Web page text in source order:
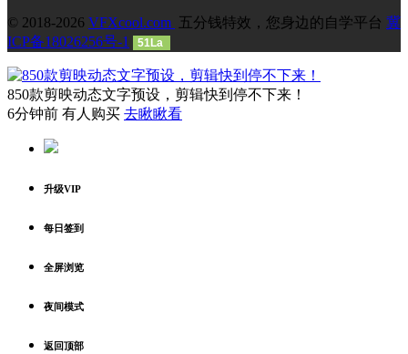
© 2018-2026 VFXcool.com 五分钱特效，您身边的自学平台 冀
ICP备18026256号-1
51La
850款剪映动态文字预设，剪辑快到停不下来！
6分钟前 有人购买 去瞅瞅看
升级VIP
每日签到
全屏浏览
夜间模式
返回顶部